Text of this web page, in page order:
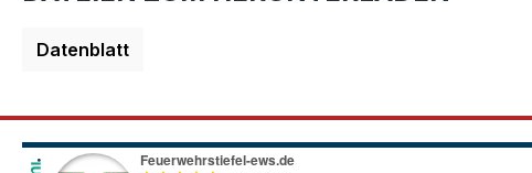
Datenblatt